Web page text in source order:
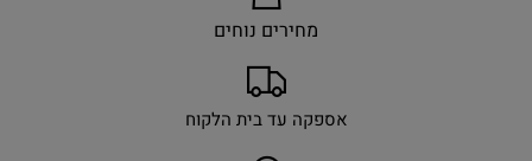
מחירים נוחים
אספקה עד בית הלקוח